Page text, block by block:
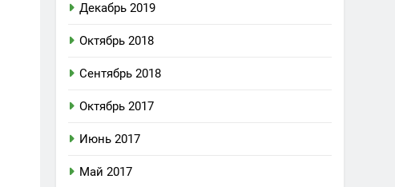
Декабрь 2019
Октябрь 2018
Сентябрь 2018
Октябрь 2017
Июнь 2017
Май 2017